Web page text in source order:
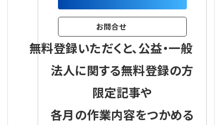
お問合せ
無料登録いただくと、公益・一般
法人に関する無料登録の方
限定記事や
各月の作業内容をつかめる